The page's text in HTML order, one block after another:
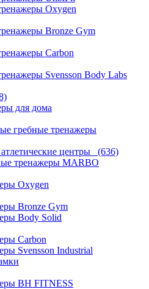
Oxygen
Bronze Gym
Carbon
Svensson Body Labs
для дома
гребные тренажеры
центры (636)
тренажеры MARBO
Oxygen
Bronze Gym
Body Solid
Carbon
Svensson Industrial
BH FITNESS